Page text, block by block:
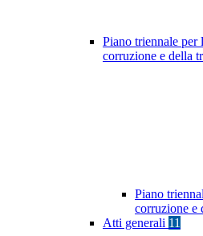
Piano triennale per
corruzione e della
Piano
corruzione e
Atti generali 11